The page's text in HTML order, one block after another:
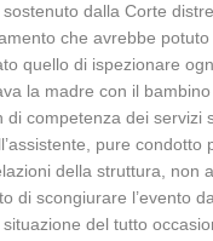
dalla Corte
che avrebbe
quello di ispezionare
la madre con il
di competenza dei servizi
pure condotto
della struttura, non
di scongiurare l’evento
del tutto